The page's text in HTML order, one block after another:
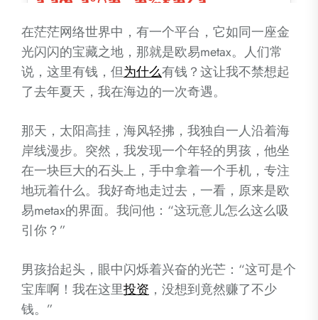
在茫茫网络世界中，有一个平台，它如同一座金
光闪闪的宝藏之地，那就是欧易metax。人们常
说，这里有钱，但为什么有钱？这让我不禁想起
了去年夏天，我在海边的一次奇遇。
那天，太阳高挂，海风轻拂，我独自一人沿着海
岸线漫步。突然，我发现一个年轻的男孩，他坐
在一块巨大的石头上，手中拿着一个手机，专注
地玩着什么。我好奇地走过去，一看，原来是欧
易metax的界面。我问他：“这玩意儿怎么这么吸
引你？”
男孩抬起头，眼中闪烁着兴奋的光芒：“这可是个
宝库啊！我在这里投资 ，没想到竟然赚了不少
钱。”